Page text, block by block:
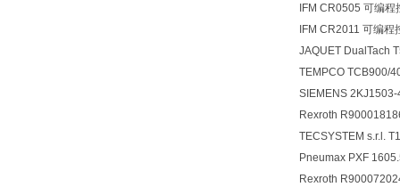
IFM CR0505 可编程
IFM CR2011 可编程
JAQUET DualTach
TEMPCO TCB900/
SIEMENS
Rexroth
TECSYSTEM s.r.l.
Pneumax PXF
Rexroth